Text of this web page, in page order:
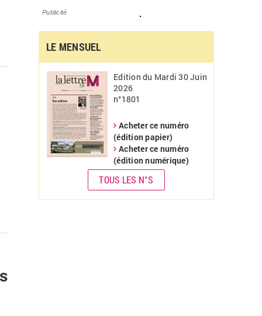
Publicité
LE MENSUEL
Edition du Mardi 30 Juin
2026
n°1801
Acheter ce numéro
(édition papier)
Acheter ce numéro
(édition numérique)
TOUS LES N°S